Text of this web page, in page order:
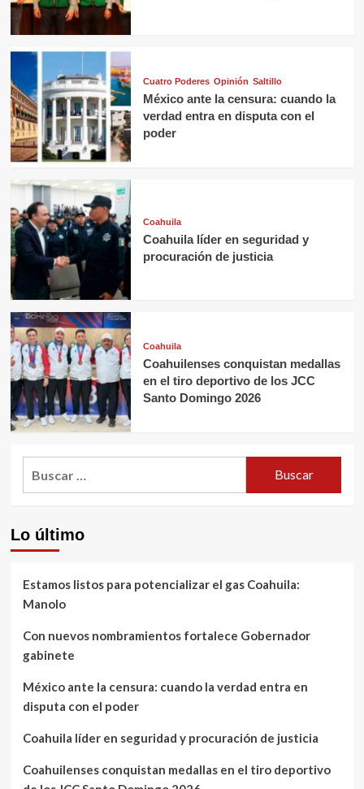
Cuatro Poderes Opinión Saltillo
México ante la censura: cuando la
verdad entra en disputa con el
poder
Coahuila
Coahuila líder en seguridad y
procuración de justicia
Coahuila
Coahuilenses conquistan medallas
en el tiro deportivo de los JCC
Santo Domingo 2026
Lo último
Estamos listos para potencializar el gas Coahuila:
Manolo
Con nuevos nombramientos fortalece Gobernador
gabinete
México ante la censura: cuando la verdad entra en
disputa con el poder
Coahuila líder en seguridad y procuración de justicia
Coahuilenses conquistan medallas en el tiro deportivo